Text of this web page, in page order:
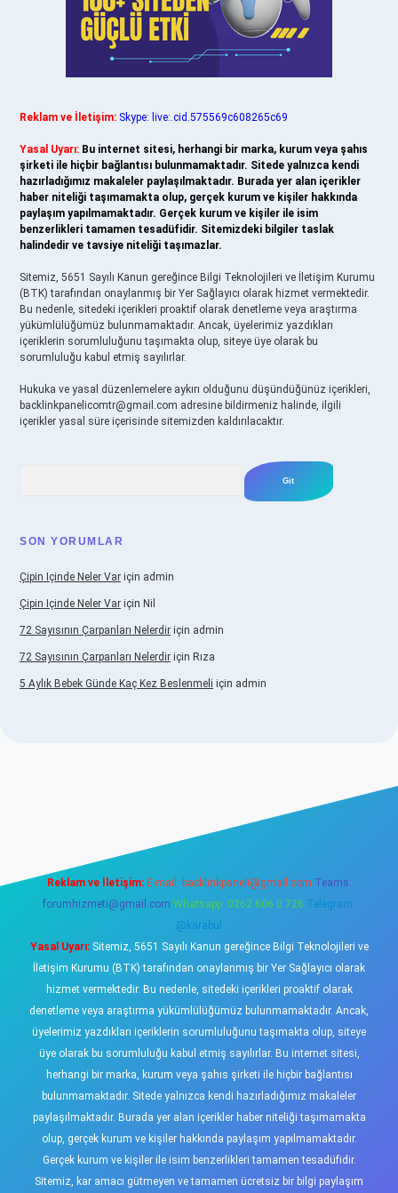
Reklam ve İletişim: Skype: live:.cid.575569c608265c69
Yasal Uyarı: Bu internet sitesi, herhangi bir marka, kurum veya şahıs
şirketi ile hiçbir bağlantısı bulunmamaktadır. Sitede yalnızca kendi
hazırladığımız makaleler paylaşılmaktadır. Burada yer alan içerikler
haber niteliği taşımamakta olup, gerçek kurum ve kişiler hakkında
paylaşım yapılmamaktadır. Gerçek kurum ve kişiler ile isim
benzerlikleri tamamen tesadüfidir. Sitemizdeki bilgiler taslak
halindedir ve tavsiye niteliği taşımazlar.
Sitemiz, 5651 Sayılı Kanun gereğince Bilgi Teknolojileri ve İletişim Kurumu
(BTK) tarafından onaylanmış bir Yer Sağlayıcı olarak hizmet vermektedir.
Bu nedenle, sitedeki içerikleri proaktif olarak denetleme veya araştırma
yükümlülüğümüz bulunmamaktadır. Ancak, üyelerimiz yazdıkları
içeriklerin sorumluluğunu taşımakta olup, siteye üye olarak bu
sorumluluğu kabul etmiş sayılırlar.
Hukuka ve yasal düzenlemelere aykırı olduğunu düşündüğünüz içerikleri,
backlinkpanelicomtr@gmail.com adresine bildirmeniz halinde, ilgili
içerikler yasal süre içerisinde sitemizden kaldırılacaktır.
SON YORUMLAR
Çipin Içinde Neler Var için admin
Çipin Içinde Neler Var için Nil
72 Sayısının Çarpanları Nelerdir için admin
72 Sayısının Çarpanları Nelerdir için Rıza
5 Aylık Bebek Günde Kaç Kez Beslenmeli için admin
Reklam ve İletişim: E-mail: backlinkpaneli@gmail.com Teams:
forumhizmeti@gmail.com Whatsapp: 0262 606 0 726 Telegram:
@karabul
Yasal Uyarı:Sitemiz, 5651 Sayılı Kanun gereğince Bilgi Teknolojileri ve
İletişim Kurumu (BTK) tarafından onaylanmış bir Yer Sağlayıcı olarak
hizmet vermektedir. Bu nedenle, sitedeki içerikleri proaktif olarak
denetleme veya araştırma yükümlülüğümüz bulunmamaktadır. Ancak,
üyelerimiz yazdıkları içeriklerin sorumluluğunu taşımakta olup, siteye
üye olarak bu sorumluluğu kabul etmiş sayılırlar. Bu internet sitesi,
herhangi bir marka, kurum veya şahıs şirketi ile hiçbir bağlantısı
bulunmamaktadır. Sitede yalnızca kendi hazırladığımız makaleler
paylaşılmaktadır. Burada yer alan içerikler haber niteliği taşımamakta
olup, gerçek kurum ve kişiler hakkında paylaşım yapılmamaktadır.
Gerçek kurum ve kişiler ile isim benzerlikleri tamamen tesadüfidir.
Sitemiz, kar amacı gütmeyen ve tamamen ücretsiz bir bilgi paylaşım